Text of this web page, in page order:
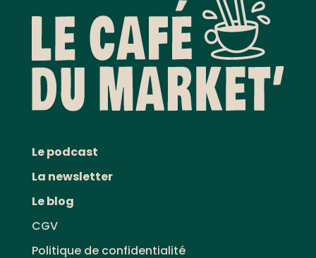
Le podcast
La newsletter
Le blog
CGV
Politique de confidentialité